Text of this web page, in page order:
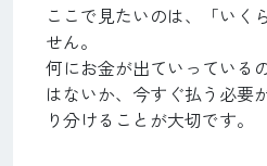
ここで見たいのは、「いく
せん。
何にお金が出ていっている
はないか、今すぐ払う必要
り分けることが大切です。